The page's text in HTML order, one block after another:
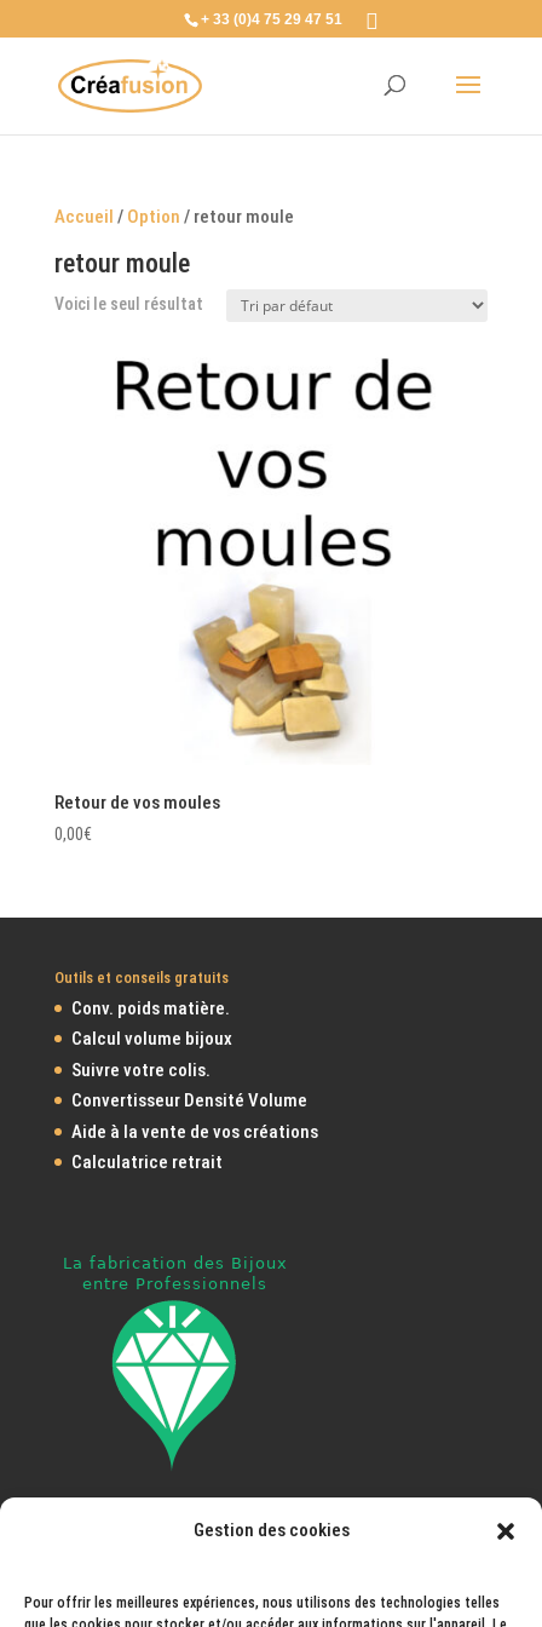
Gestion des cookies
Pour offrir les meilleures expériences, nous utilisons des technologies telles
+ 33 (0)4 75 29 47 51
Accueil / Option / retour moule
retour moule
Voici le seul résultat
Retour de vos moules
0,00€
Outils et conseils gratuits
Conv. poids matière.
Calcul volume bijoux
Suivre votre colis.
Convertisseur Densité Volume
Aide à la vente de vos créations
Calculatrice retrait
Pays ouvert à la livraison: France, Espagne, Portugal,
Pays-Bas, Andorre, Norvège, Suisse, Monaco,